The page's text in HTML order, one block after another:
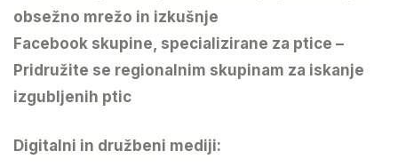
obsežno mrežo in izkušnje
Facebook skupine, specializirane za ptice –
Pridružite se regionalnim skupinam za iskanje
izgubljenih ptic
Digitalni in družbeni mediji: